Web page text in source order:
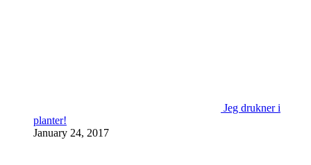
Jeg drukner i
planter!
January 24, 2017